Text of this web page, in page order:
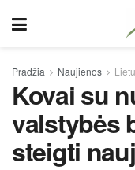
Pradžia Naujienos
Kovai su
valstybės
steigti